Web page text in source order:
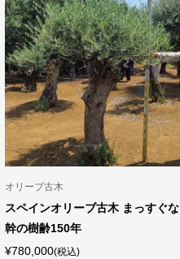
オリーブ古木
スペインオリーブ古木 まっすぐな
幹の樹齢150年
¥780,000(税込)